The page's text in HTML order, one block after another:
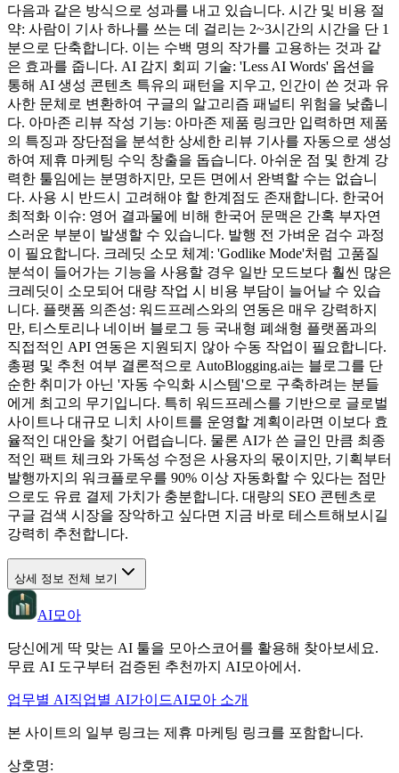
다음과 같은 방식으로 성과를 내고 있습니다. 시간 및 비용 절
약: 사람이 기사 하나를 쓰는 데 걸리는 2~3시간의 시간을 단 1
분으로 단축합니다. 이는 수백 명의 작가를 고용하는 것과 같
은 효과를 줍니다. AI 감지 회피 기술: 'Less AI Words' 옵션을
통해 AI 생성 콘텐츠 특유의 패턴을 지우고, 인간이 쓴 것과 유
사한 문체로 변환하여 구글의 알고리즘 패널티 위험을 낮춥니
다. 아마존 리뷰 작성 기능: 아마존 제품 링크만 입력하면 제품
의 특징과 장단점을 분석한 상세한 리뷰 기사를 자동으로 생성
하여 제휴 마케팅 수익 창출을 돕습니다. 아쉬운 점 및 한계 강
력한 툴임에는 분명하지만, 모든 면에서 완벽할 수는 없습니
다. 사용 시 반드시 고려해야 할 한계점도 존재합니다. 한국어
최적화 이슈: 영어 결과물에 비해 한국어 문맥은 간혹 부자연
스러운 부분이 발생할 수 있습니다. 발행 전 가벼운 검수 과정
이 필요합니다. 크레딧 소모 체계: 'Godlike Mode'처럼 고품질
분석이 들어가는 기능을 사용할 경우 일반 모드보다 훨씬 많은
크레딧이 소모되어 대량 작업 시 비용 부담이 늘어날 수 있습
니다. 플랫폼 의존성: 워드프레스와의 연동은 매우 강력하지
만, 티스토리나 네이버 블로그 등 국내형 폐쇄형 플랫폼과의
직접적인 API 연동은 지원되지 않아 수동 작업이 필요합니다.
총평 및 추천 여부 결론적으로 AutoBlogging.ai는 블로그를 단
순한 취미가 아닌 '자동 수익화 시스템'으로 구축하려는 분들
에게 최고의 무기입니다. 특히 워드프레스를 기반으로 글로벌
사이트나 대규모 니치 사이트를 운영할 계획이라면 이보다 효
율적인 대안을 찾기 어렵습니다. 물론 AI가 쓴 글인 만큼 최종
적인 팩트 체크와 가독성 수정은 사용자의 몫이지만, 기획부터
발행까지의 워크플로우를 90% 이상 자동화할 수 있다는 점만
으로도 유료 결제 가치가 충분합니다. 대량의 SEO 콘텐츠로
구글 검색 시장을 장악하고 싶다면 지금 바로 테스트해보시길
강력히 추천합니다.
상세 정보 전체 보기
AI모아
당신에게 딱 맞는 AI 툴을 모아스코어를 활용해 찾아보세요.
무료 AI 도구부터 검증된 추천까지 AI모아에서.
업무별 AI직업별 AI가이드AI모아 소개
본 사이트의 일부 링크는 제휴 마케팅 링크를 포함합니다.
상호명: